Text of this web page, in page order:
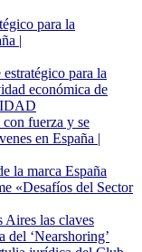
para la
|
para la
económica de
fuerza y se
en España |
la marca España
«Desafíos del Sector
las claves
del ‘Nearshoring’